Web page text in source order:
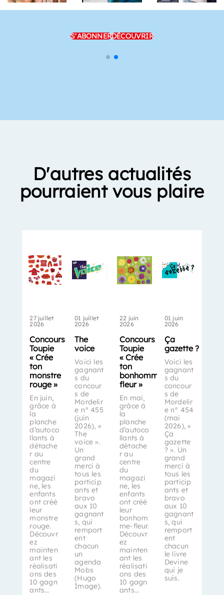
S'ABONNERDÉCOUVRIR
D'autres actualités
pourraient vous plaire
27 juillet
2026
Concours
Toupie
« Crée
ton
monstre
rouge »
En juin,
grâce à
la
planche
d’autoco
llants à
détache
r au
centre
du
magazi
ne, les
enfants
ont créé
leur
monstre
rouge.
Découvr
ez
mainten
ant les
réalisati
ons des
10 gagn
ants…
01 juillet
2026
The
voice
Voici les
gagnant
s du
concour
s de
Mordelir
e n° 455
(juin
2026), «
The
voice ».
Un
grand
merci à
tous les
particip
ants et
bravo
aux 10
gagnant
s, qui
remport
ent
chacun
un
agenda
Mobs
(Hugo
Image).
22 juin
2026
Concours
Toupie
« Crée
ton
bonhomme-
fleur »
En mai,
grâce à
la
planche
d’autoco
llants à
détache
r au
centre
du
magazi
ne, les
enfants
ont créé
leur
bonhom
me-fleur.
Découvr
ez
mainten
ant les
réalisati
ons des
10 gagn
ants…
01 juin
2026
Ça
gazette ?
Voici les
gagnant
s du
concour
s de
Mordelir
e n° 454
(mai
2026), «
Ça
gazette
? ». Un
grand
merci à
tous les
particip
ants et
bravo
aux 10
gagnant
s, qui
remport
ent
chacun
le livre
Devine
qui je
suis.